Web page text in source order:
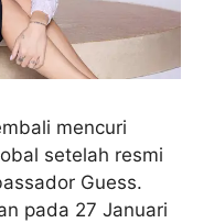
mencuri
setelah resmi
Guess.
pada 27 Januari